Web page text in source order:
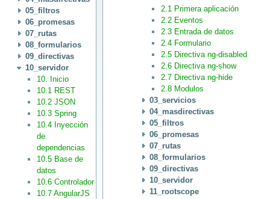
05_filtros
06_promesas
07_rutas
08_formularios
09_directivas
10_servidor
10. Inicio
10.1 REST
10.2 JSON
10.3 Spring
10.4 Inyección
de
dependencias
10.5 Base de
datos
10.6 Controlador
10.7 AngularJS
2.1 Primera aplicación
2.2 Eventos
2.3 Entrada de datos
2.4 Formulario
2.5 Directiva ng-disabled
2.6 Directiva ng-show
2.7 Directiva ng-hide
2.8 Modulos
03_servicios
04_masdirectivas
05_filtros
06_promesas
07_rutas
08_formularios
09_directivas
10_servidor
11_rootscope